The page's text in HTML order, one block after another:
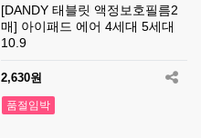
[DANDY 태블릿 액정보호필름2
매] 아이패드 에어 4세대 5세대
10.9
2,630원
품절임박